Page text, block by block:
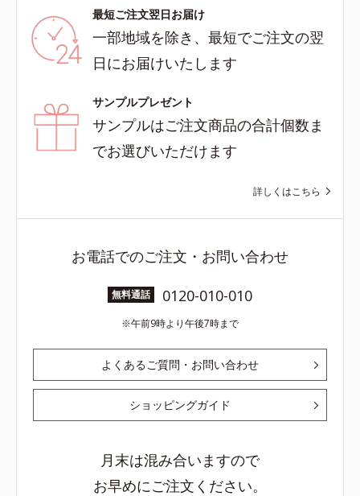
最短ご注文翌日お届け
一部地域を除き、最短でご注文の翌
日にお届けいたします
サンプルプレゼント
サンプルはご注文商品の合計個数ま
でお選びいただけます
詳しくはこちら
お電話でのご注文・お問い合わせ
無料通話 0120-010-010
午前9時より午後7時まで
よくあるご質問・お問い合わせ
ショッピングガイド
月末は混み合いますので
お早めにご注文ください。